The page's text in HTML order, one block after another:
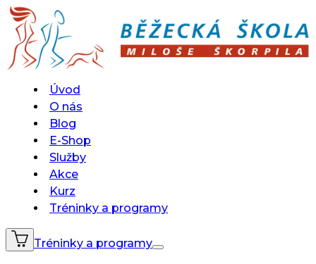
Úvod
O nás
Blog
E-Shop
Služby
Akce
Kurz
Tréninky a programy
Tréninky a programy